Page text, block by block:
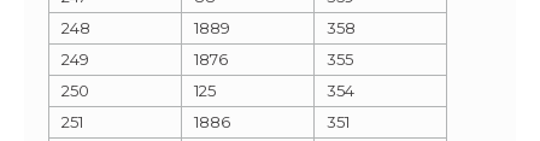
248
1889
358
249
1876
355
250
125
354
251
1886
351